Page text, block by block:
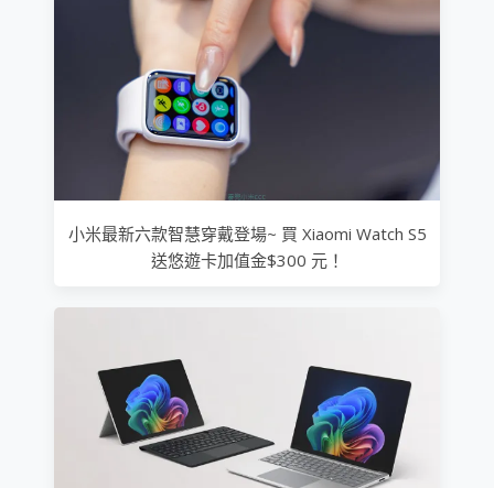
小米最新六款智慧穿戴登場~ 買 Xiaomi Watch S5
送悠遊卡加值金$300 元！